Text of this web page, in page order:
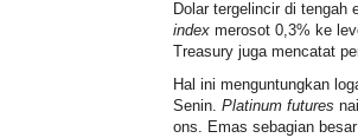
Dolar tergelincir di tengah
indexmerosot 0,3% ke
Treasury juga mencatat
Hal ini menguntungkan
Senin. Platinum futures
ons. Emas sebagian